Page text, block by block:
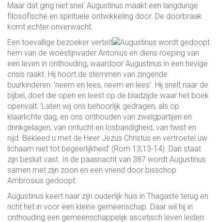
Maar dat ging niet snel: Augustinus maakt een langdurige
filosofische en spirituele ontwikkeling door. De doorbraak
komt echter onverwacht.
Een toevallige bezoeker vertelt
hem van de woestijnvader Antonius en diens roeping van
een leven in onthouding, waardoor Augustinus in een hevige
crisis raakt. Hij hoort de stemmen van zingende
buurkinderen: ’neem en lees, neem en lees’. Hij snelt naar de
bijbel, doet die open en leest op de bladzijde waar het boek
openvalt: ’Laten wij ons behoorlijk gedragen, als op
klaarlichte dag, en ons onthouden van zwelgpartijen en
drinkgelagen, van ontucht en losbandigheid, van twist en
nijd. Bekleed u met de Heer Jezus Christus en vertroetel uw
lichaam niet tot begeerlijkheid’ (Rom 13,13-14). Dan staat
zijn besluit vast. In de paasnacht van 387 wordt Augustinus
samen met zijn zoon en een vriend door bisschop
Ambrosius gedoopt.
Augustinus keert naar zijn ouderlijk huis in Thagaste terug en
richt het in voor een kleine gemeenschap. Daar wil hij in
onthouding een gemeenschappelijk ascetisch leven leiden